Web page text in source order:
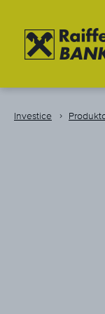
springen
Quicklinks
springen
Investice